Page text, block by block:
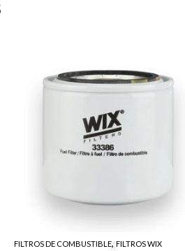
FILTROS DE COMBUSTIBLE, FILTROS WIX